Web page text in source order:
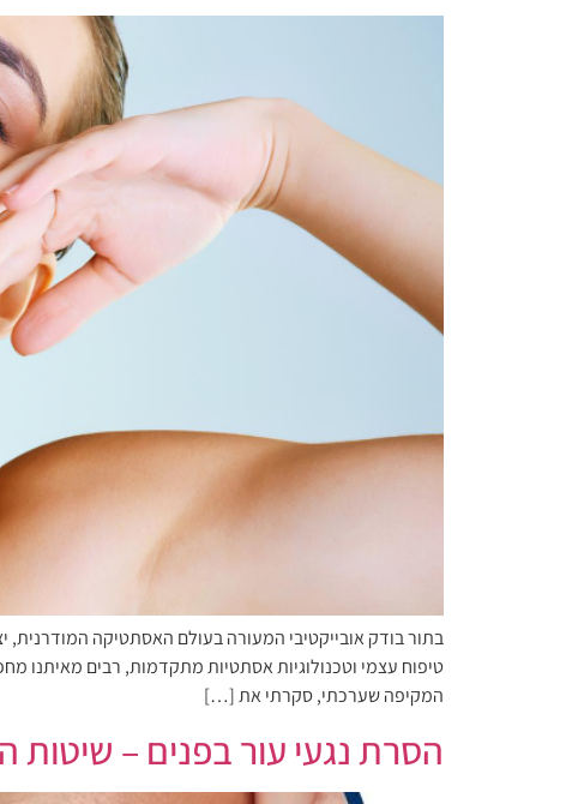
בתור בודק אובייקטיבי המעורה בעולם האסתטיקה המודרנית,
טיפוח עצמי וטכנולוגיות אסתטיות מתקדמות, רבים
המקיפה שערכתי, סקרתי את […]
הסרת נגעי עור בפנים –